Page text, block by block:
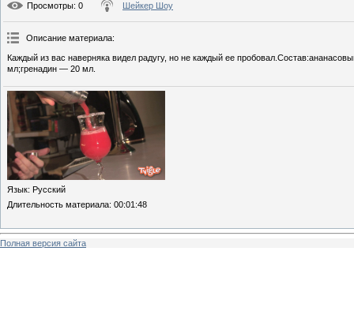
Просмотры: 0 Шейкер Шоу
Описание материала:
Каждый из вас наверняка видел радугу, но не каждый ее
мл;гренадин — 20 мл.
Язык: Русский
Длительность материала: 00:01:48
Полная версия сайта